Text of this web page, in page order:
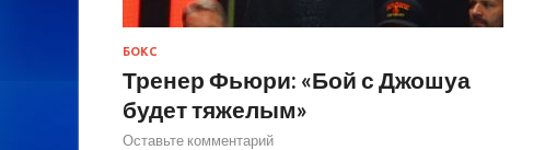
БОКС
Тренер Фьюри: «Бой с Джошуа
будет тяжелым»
Оставьте комментарий